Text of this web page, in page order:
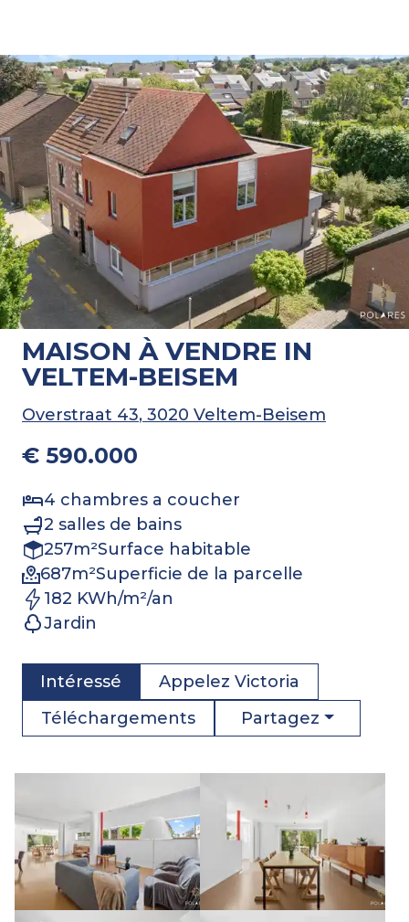
MAISON À VENDRE IN
VELTEM-BEISEM
Overstraat 43, 3020 Veltem-Beisem
€ 590.000
4 chambres a coucher
2 salles de bains
257m²Surface habitable
687m²Superficie de la parcelle
182 KWh/m²/an
Jardin
Intéressé Appelez Victoria
Téléchargements
Partagez